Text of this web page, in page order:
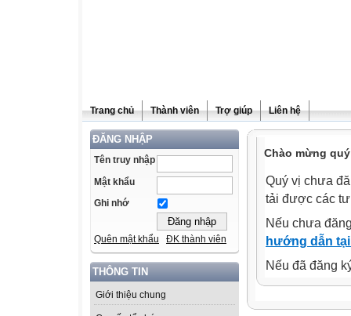
Trang chủ Thành viên Trợ giúp Liên hệ
ĐĂNG NHẬP
Tên truy nhập
Mật khẩu
Ghi nhớ
Quên mật khẩu ĐK thành viên
THÔNG TIN
Giới thiệu chung
Chào mừng
Quý vị chưa
tải được các
Nếu chưa
hướng dẫn
Nếu đã đăng